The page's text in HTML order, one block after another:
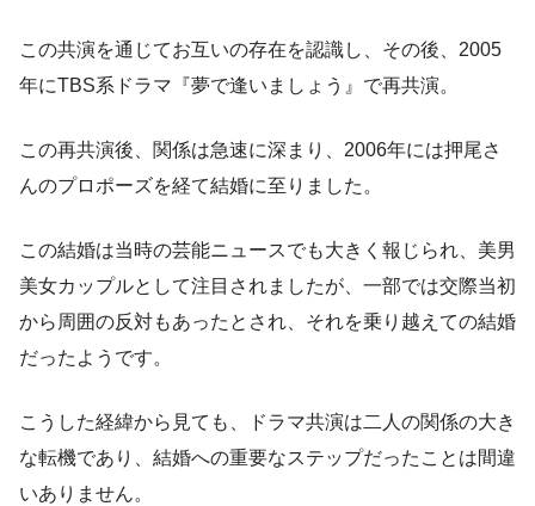
この共演を通じてお互いの存在を認識し、その後、2005
年にTBS系ドラマ『夢で逢いましょう』で再共演。
この再共演後、関係は急速に深まり、2006年には押尾さ
んのプロポーズを経て結婚に至りました。
この結婚は当時の芸能ニュースでも大きく報じられ、美男
美女カップルとして注目されましたが、一部では交際当初
から周囲の反対もあったとされ、それを乗り越えての結婚
だったようです。
こうした経緯から見ても、ドラマ共演は二人の関係の大き
な転機であり、結婚への重要なステップだったことは間違
いありません。